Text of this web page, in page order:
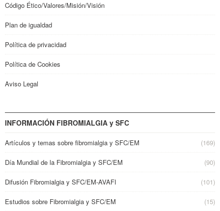
Código Ético/Valores/Misión/Visión
Plan de igualdad
Política de privacidad
Política de Cookies
Aviso Legal
INFORMACIÓN FIBROMIALGIA y SFC
Artículos y temas sobre fibromialgia y SFC/EM (169)
Día Mundial de la Fibromialgia y SFC/EM (90)
Difusión Fibromialgia y SFC/EM-AVAFI (101)
Estudios sobre Fibromialgia y SFC/EM (15)